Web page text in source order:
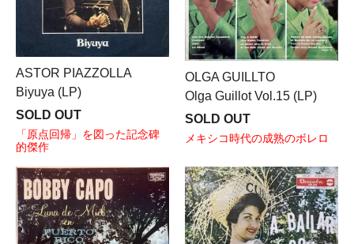
ASTOR PIAZZOLLA
Biyuya (LP)
SOLD OUT
「原点回帰」を図った記念碑
的傑作
OLGA GUILLTO
Olga Guillot Vol.15 (LP)
SOLD OUT
メキシコ時代の成熟のボレロ